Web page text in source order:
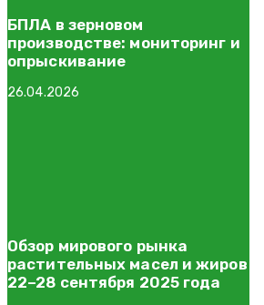
БПЛА в зерновом
производстве: мониторинг и
опрыскивание
26.04.2026
Обзор мирового рынка
растительных масел и жиров
22–28 сентября 2025 года